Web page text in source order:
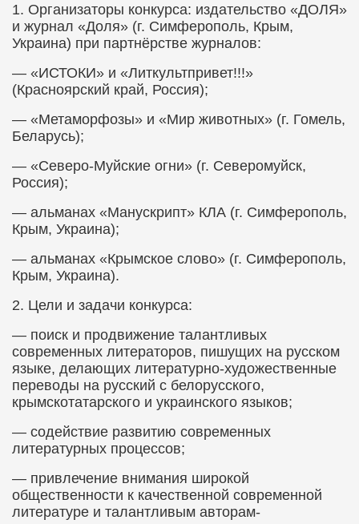
1.​ Организаторы конкурса: издательство «ДОЛЯ»
и журнал «Доля» (г. Симферополь, Крым,
Украина) при партнёрстве журналов:
— «ИСТОКИ» и «Литкультпривет!!!»
(Красноярский край, Россия);
— «Метаморфозы» и «Мир животных» (г. Гомель,
Беларусь);
— «Северо-Муйские огни» (г. Северомуйск,
Россия);
— альманах «Манускрипт» КЛА (г. Симферополь,
Крым, Украина);
— альманах «Крымское слово» (г. Симферополь,
Крым, Украина).
2.​ Цели и задачи конкурса:
— поиск и продвижение талантливых
современных литераторов, пишущих на русском
языке, делающих литературно-художественные
переводы на русский с белорусского,
крымскотатарского и украинского языков;
— содействие развитию современных
литературных процессов;
— привлечение внимания широкой
общественности к качественной современной
литературе и талантливым авторам-